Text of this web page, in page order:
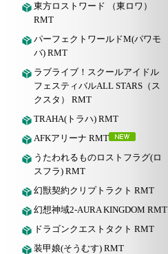
東方ロストワード （東ロワ）
RMT
パーフェクトワールドM(パワモ
バ) RMT
ラブライブ！スクールアイドル
フェスティバルALL STARS（ス
クスタ） RMT
TRAHA(トラハ) RMT
AFKアリーナ RMT
うたわれるものロストフラグ(ロ
スフラ) RMT
幻獣契約クリプトラクト RMT
幻想神域2-AURA KINGDOM RMT
ドラゴンクエストタクト RMT
装甲娘(そうむす) RMT